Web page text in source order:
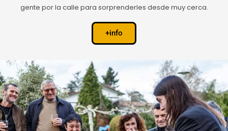
gente por la calle para sorprenderles desde muy cerca.
+info